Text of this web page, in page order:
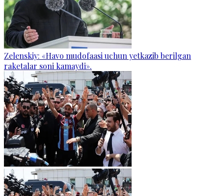
Zelenskiy: «Havo mudofaasi uchun yetkazib berilgan
raketalar soni kamaydi».